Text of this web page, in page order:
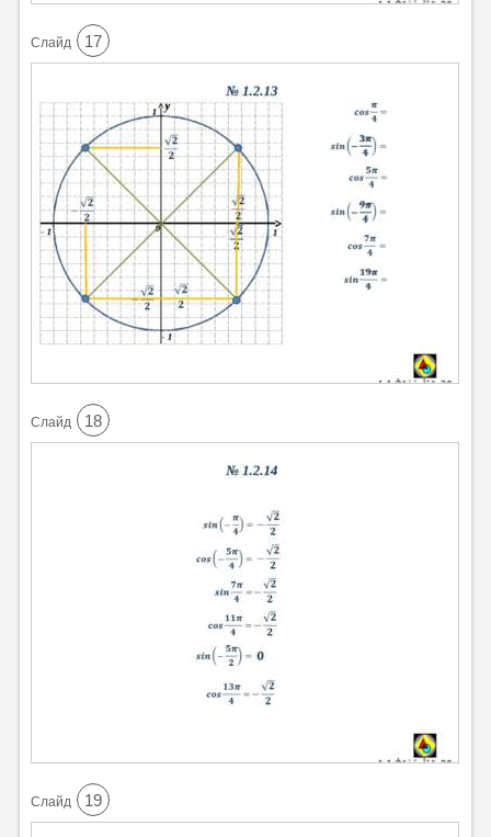
Cлайд 17
Cлайд 18
Cлайд 19